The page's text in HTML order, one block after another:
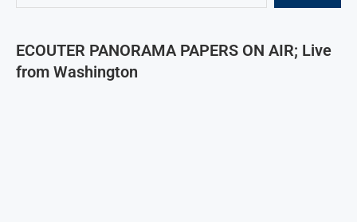
ECOUTER PANORAMA PAPERS ON AIR; Live
from Washington